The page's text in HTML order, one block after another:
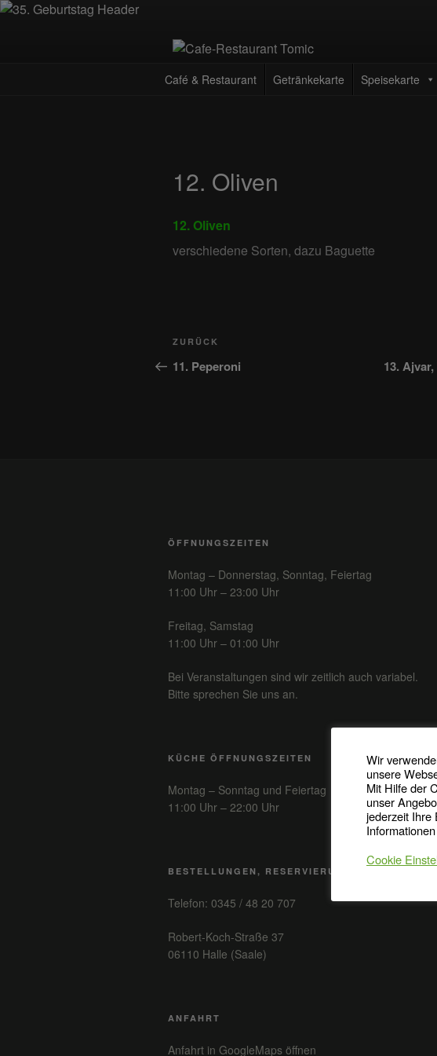
Zum
CAFE-
Deutsch-Kroatisches Spezialitätenrestaurant
Café & Restaurant Getränkekarte Speisekarte
12. Oliven
12. Oliven
verschiedene Sorten, dazu Baguette
Beitragsnavigation
Vorheriger
Beitrag
ZURÜCK
11. Peperoni 13.
ÖFFNUNGSZEITEN
Montag – Donnerstag, Sonntag, Feiertag
11:00 Uhr – 23:00 Uhr
Freitag, Samstag
11:00 Uhr – 01:00 Uhr
Bei Veranstaltungen sind wir zeitlich auch variabel.
Bitte sprechen Sie uns an.
KÜCHE ÖFFNUNGSZEITEN
Montag – Sonntag und Feiertag
11:00 Uhr – 22:00 Uhr
BESTELLUNGEN, RESERVIERUNGEN
Telefon: 0345 / 48 20 707
Robert-Koch-Straße 37
06110 Halle (Saale)
ANFAHRT
Anfahrt in GoogleMaps öffnen
Wir
unsere
Mit Hilfe der
unser
jederzeit Ihre
Cookie